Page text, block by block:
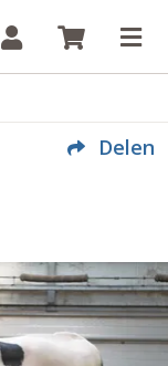
Inloggen
Delen